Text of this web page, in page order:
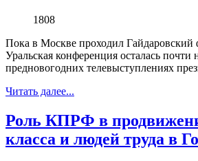
1808
Пока в Москве проходил
Уральская конференция осталась
предновогодних телевыступлениях
Читать далее...
Роль КПРФ в
класса и людей труда в